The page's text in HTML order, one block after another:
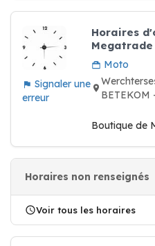
Signaler une
erreur
Horaires
Megatrade
Moto
Boutique de
Horaires non renseignés
Voir tous les horaires